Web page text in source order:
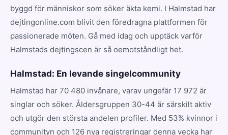
byggd för människor som söker äkta kemi. I Halmstad har
dejtingonline.com blivit den föredragna plattformen för
passionerade möten. Gå med idag och upptäck varför
Halmstads dejtingscen är så oemotståndligt het.
Halmstad: En levande singelcommunity
Halmstad har 70 480 invånare, varav ungefär 17 972 är
singlar och söker. Åldersgruppen 30-44 är särskilt aktiv
och utgör den största andelen profiler. Med 53% kvinnor i
communityn och 126 nya registreringar denna vecka har